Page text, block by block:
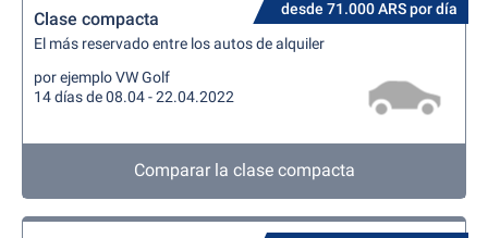
desde 71.000 ARS por día
Clase compacta
El más reservado entre los autos de alquiler
por ejemplo VW Golf
14 días de 08.04 - 22.04.2022
Comparar la clase compacta